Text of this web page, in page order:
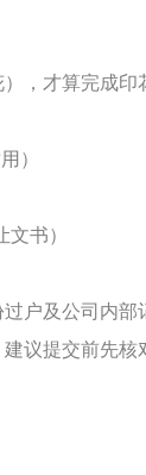
，才算完成印
）
书）
户及公司内
议提交前先核